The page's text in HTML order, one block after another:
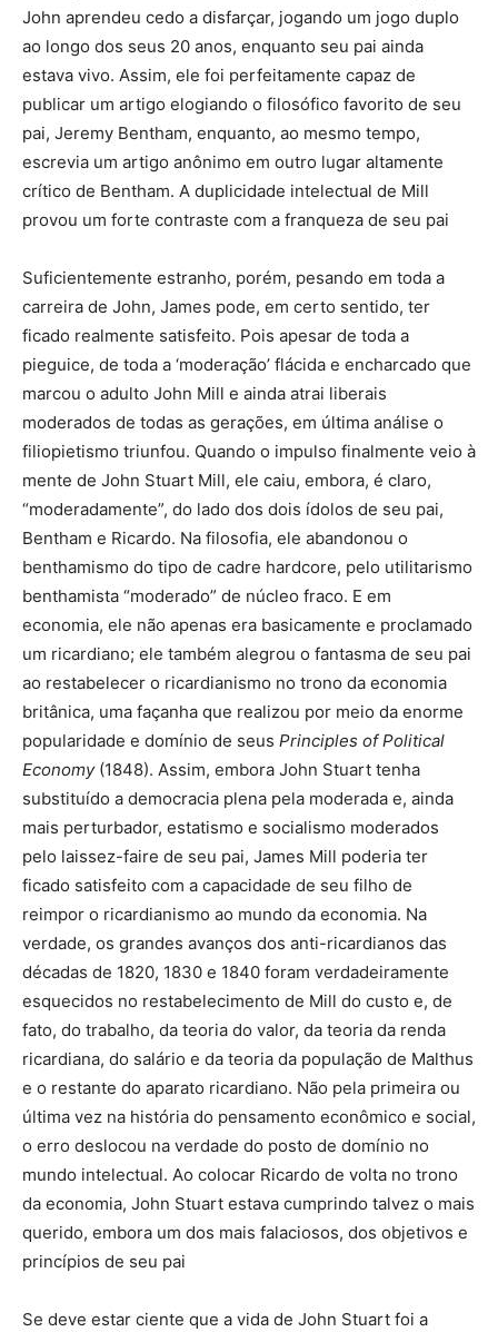
John aprendeu cedo a disfarçar, jogando um jogo duplo
ao longo dos seus 20 anos, enquanto seu pai ainda
estava vivo. Assim, ele foi perfeitamente capaz de
publicar um artigo elogiando o filosófico favorito de seu
pai, Jeremy Bentham, enquanto, ao mesmo tempo,
escrevia um artigo anônimo em outro lugar altamente
crítico de Bentham. A duplicidade intelectual de Mill
provou um forte contraste com a franqueza de seu pai
Suficientemente estranho, porém, pesando em toda a
carreira de John, James pode, em certo sentido, ter
ficado realmente satisfeito. Pois apesar de toda a
pieguice, de toda a ‘moderação’ flácida e encharcado que
marcou o adulto John Mill e ainda atrai liberais
moderados de todas as gerações, em última análise o
filiopietismo triunfou. Quando o impulso finalmente veio à
mente de John Stuart Mill, ele caiu, embora, é claro,
“moderadamente”, do lado dos dois ídolos de seu pai,
Bentham e Ricardo. Na filosofia, ele abandonou o
benthamismo do tipo de cadre hardcore, pelo utilitarismo
benthamista “moderado” de núcleo fraco. E em
economia, ele não apenas era basicamente e proclamado
um ricardiano; ele também alegrou o fantasma de seu pai
ao restabelecer o ricardianismo no trono da economia
britânica, uma façanha que realizou por meio da enorme
popularidade e domínio de seus Principles of Political
Economy(1848). Assim, embora John Stuart tenha
substituído a democracia plena pela moderada e, ainda
mais perturbador, estatismo e socialismo moderados
pelo laissez-faire de seu pai, James Mill poderia ter
ficado satisfeito com a capacidade de seu filho de
reimpor o ricardianismo ao mundo da economia. Na
verdade, os grandes avanços dos anti-ricardianos das
décadas de 1820, 1830 e 1840 foram verdadeiramente
esquecidos no restabelecimento de Mill do custo e, de
fato, do trabalho, da teoria do valor, da teoria da renda
ricardiana, do salário e da teoria da população de Malthus
e o restante do aparato ricardiano. Não pela primeira ou
última vez na história do pensamento econômico e social,
o erro deslocou na verdade do posto de domínio no
mundo intelectual. Ao colocar Ricardo de volta no trono
da economia, John Stuart estava cumprindo talvez o mais
querido, embora um dos mais falaciosos, dos objetivos e
princípios de seu pai
Se deve estar ciente que a vida de John Stuart foi a